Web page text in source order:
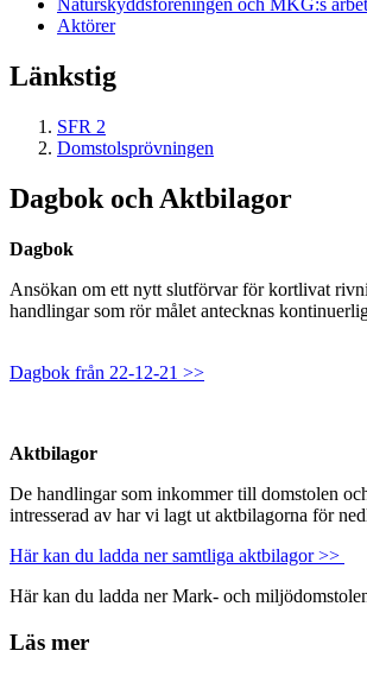
Naturskyddsföreningen och MKG:s
Aktörer
Länkstig
SFR 2
Domstolsprövningen
Dagbok och Aktbilagor
Dagbok
Ansökan om ett nytt slutförvar för kortlivat
handlingar som rör målet antecknas
Dagbok från 22-12-21 >>
Aktbilagor
De handlingar som inkommer till domstolen
intresserad av har vi lagt ut aktbilagorna för
Här kan du ladda ner samtliga aktbilagor >>
Här kan du ladda ner Mark- och
Läs mer